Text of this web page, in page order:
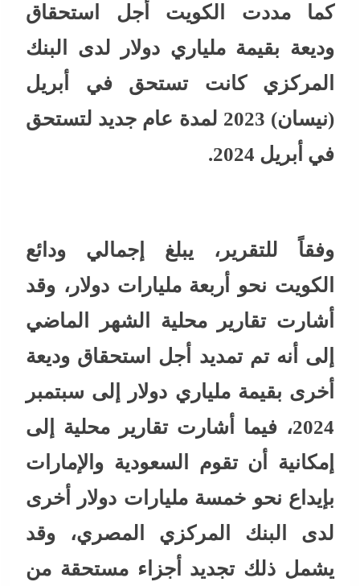
كما مددت الكويت أجل استحقاق
وديعة بقيمة ملياري دولار لدى البنك
المركزي كانت تستحق في أبريل
(نيسان) 2023 لمدة عام جديد لتستحق
في أبريل 2024.
وفقاً للتقرير، يبلغ إجمالي ودائع
الكويت نحو أربعة مليارات دولار، وقد
أشارت تقارير محلية الشهر الماضي
إلى أنه تم تمديد أجل استحقاق وديعة
أخرى بقيمة ملياري دولار إلى سبتمبر
2024، فيما أشارت تقارير محلية إلى
إمكانية أن تقوم السعودية والإمارات
بإيداع نحو خمسة مليارات دولار أخرى
لدى البنك المركزي المصري، وقد
يشمل ذلك تجديد أجزاء مستحقة من